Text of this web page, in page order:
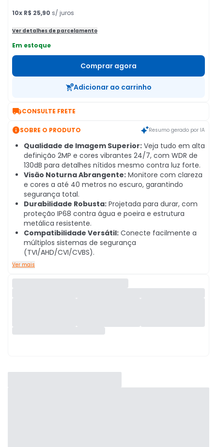
10x R$ 25,90 s/ juros
Ver detalhes de parcelamento
Em estoque
Comprar agora
Adicionar ao carrinho
CONSULTE FRETE
SOBRE O PRODUTO Resumo gerado por IA
Qualidade de Imagem Superior: Veja tudo em alta
definição 2MP e cores vibrantes 24/7, com WDR de
130dB para detalhes nítidos mesmo contra luz forte.
Visão Noturna Abrangente: Monitore com clareza
e cores a até 40 metros no escuro, garantindo
segurança total.
Durabilidade Robusta: Projetada para durar, com
proteção IP68 contra água e poeira e estrutura
metálica resistente.
Compatibilidade Versátil: Conecte facilmente a
múltiplos sistemas de segurança
(TVI/AHD/CVI/CVBS).
Ver mais